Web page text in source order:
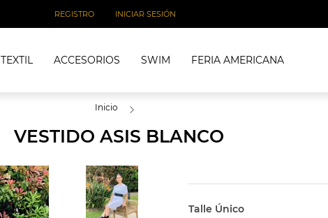
REGISTRO INICIAR SESIÓN
TEXTIL ACCESORIOS SWIM FERIA AMERICANA
Inicio
VESTIDO ASIS BLANCO
Talle Único